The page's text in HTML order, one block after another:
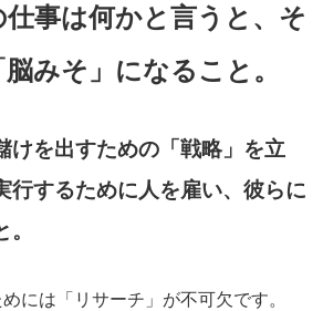
仕事は何かと言うと、そ
みそ」になること。
けを出すための「戦略」を立
行するために人を雇い、彼らに
には「リサーチ」が不可欠です。